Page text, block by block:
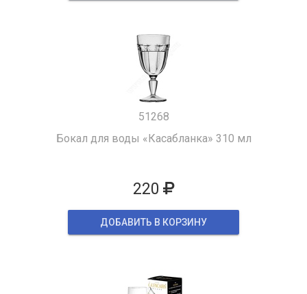
51268
Бокал для воды «Касабланка» 310 мл
220
ДОБАВИТЬ В КОРЗИНУ